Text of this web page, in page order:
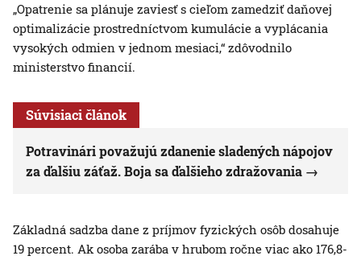
„Opatrenie sa plánuje zaviesť s cieľom zamedziť daňovej
optimalizácie prostredníctvom kumulácie a vyplácania
vysokých odmien v jednom mesiaci,“ zdôvodnilo
ministerstvo financií.
Súvisiaci článok
Potravinári považujú zdanenie sladených nápojov
za ďalšiu záťaž. Boja sa ďalšieho zdražovania
Základná sadzba dane z príjmov fyzických osôb dosahuje
19 percent. Ak osoba zarába v hrubom ročne viac ako 176,8-